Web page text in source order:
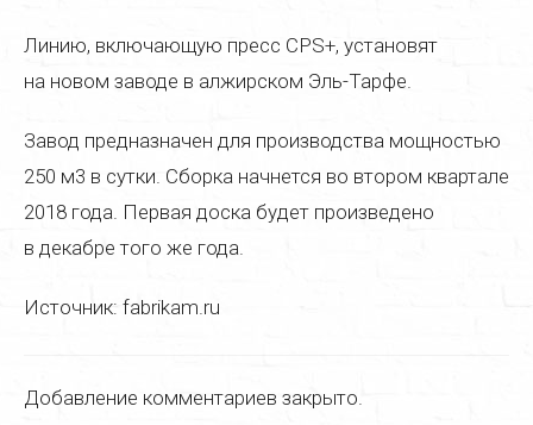
Линию, включающую пресс CPS+, установят
на новом заводе в алжирском Эль-Тарфе.
Завод предназначен для производства мощностью
250 м3 в сутки. Сборка начнется во втором квартале
2018 года. Первая доска будет произведено
в декабре того же года.
Источник: fabrikam.ru
Добавление комментариев закрыто.